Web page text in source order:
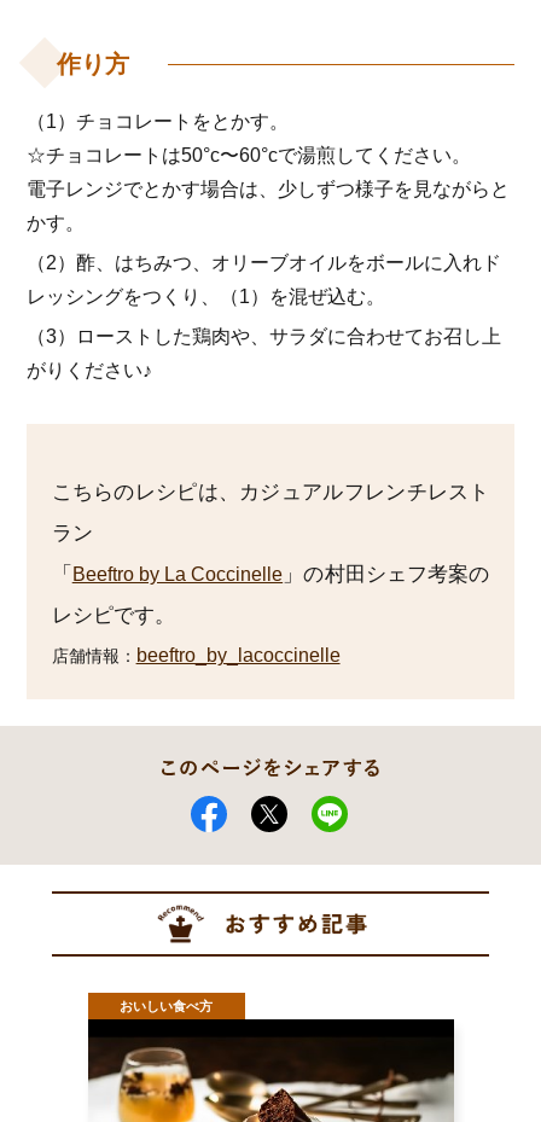
作り方
（1）チョコレートをとかす。
☆チョコレートは50°c〜60°cで湯煎してください。
電子レンジでとかす場合は、少しずつ様子を見ながらと
かす。
（2）酢、はちみつ、オリーブオイルをボールに入れド
レッシングをつくり、（1）を混ぜ込む。
（3）ローストした鶏肉や、サラダに合わせてお召し上
がりください♪
こちらのレシピは、カジュアルフレンチレスト
ラン
「 Beeftro by La Coccinelle 」の村田シェフ考案の
レシピです。
店舗情報： beeftro_by_lacoccinelle
おいしい食べ方